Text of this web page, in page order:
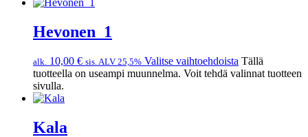
Hevonen_1
alk. 10,00 € sis. ALV 25,5% Valitse vaihtoehdoista Tällä
tuotteella on useampi muunnelma. Voit tehdä valinnat tuotteen
sivulla.
Kala